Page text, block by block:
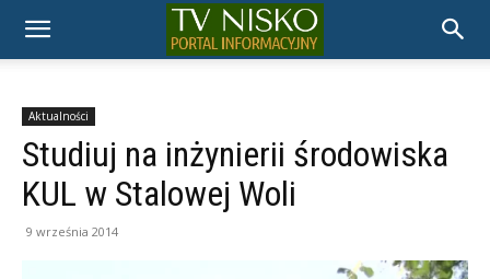
TELEWIZJA
NISKO
Aktualności
Studiuj na inżynierii środowiska
KUL w Stalowej Woli
9 września 2014